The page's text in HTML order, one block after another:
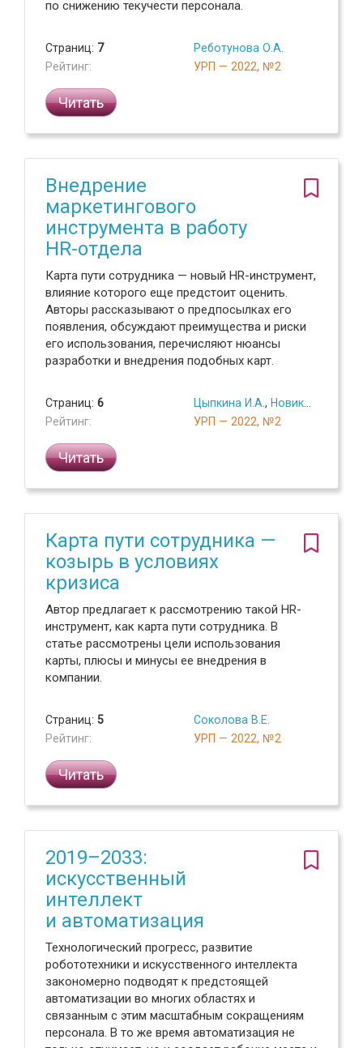
по снижению текучести персонала.
Страниц: 7
Рейтинг:
Реботунова О.А.
УРП — 2022, №2
Читать
Внедрение
маркетингового
инструмента в работу
HR-отдела
Карта пути сотрудника — новый HR-инструмент,
влияние которого еще предстоит оценить.
Авторы рассказывают о предпосылках его
появления, обсуждают преимущества и риски
его использования, перечисляют нюансы
разработки и внедрения подобных карт.
Страниц: 6
Рейтинг:
Цыпкина И.А. , Новиков В.В.
УРП — 2022, №2
Читать
Карта пути сотрудника —
козырь в условиях
кризиса
Автор предлагает к рассмотрению такой HR-
инструмент, как карта пути сотрудника. В
статье рассмотрены цели использования
карты, плюсы и минусы ее внедрения в
компании.
Страниц: 5
Рейтинг:
Соколова В.Е.
УРП — 2022, №2
Читать
2019–2033:
искусственный
интеллект
и автоматизация
Технологический прогресс, развитие
робототехники и искусственного интеллекта
закономерно подводят к предстоящей
автоматизации во многих областях и
связанным с этим масштабным сокращениям
персонала. В то же время автоматизация не